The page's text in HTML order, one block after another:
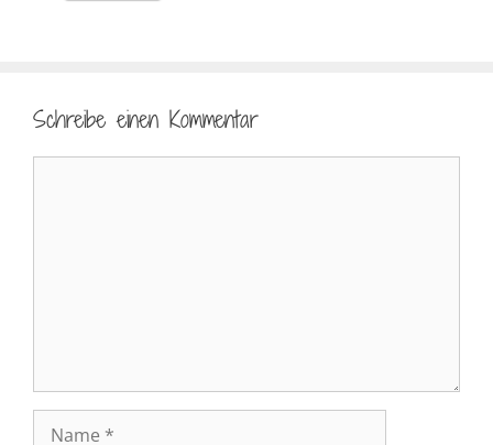
Schreibe einen Kommentar